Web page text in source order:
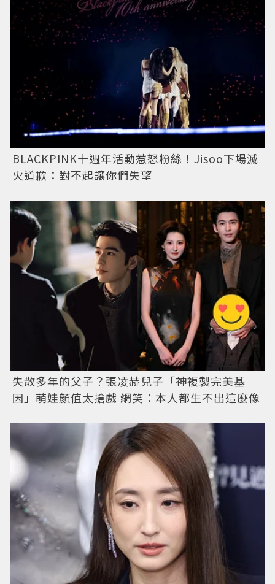
BLACKPINK十週年活動惹怒粉絲！Jisoo下場滅
火道歉：對不起讓你們失望
失散多年的父子？張凌赫兒子「神複製完美基
因」萌娃顏值太搶戲 網笑：本人都生不出這麼像